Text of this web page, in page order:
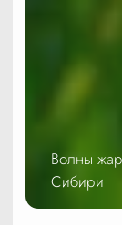
Волны
Сибири